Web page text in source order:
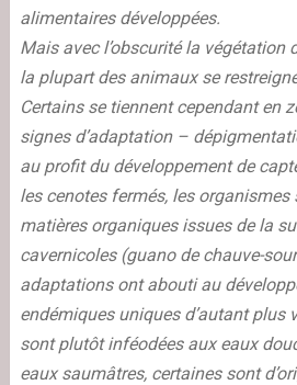
alimentaires développées.
Mais avec l’obscurité la végétation
la plupart des animaux se
Certains se tiennent cependant en
signes d’adaptation –
au profit du développement de
les cenotes fermés, les organismes
matières organiques issues de la
cavernicoles (guano de chauve-
adaptations ont abouti au
endémiques uniques d’autant plus
sont plutôt inféodées aux eaux
eaux saumâtres, certaines sont